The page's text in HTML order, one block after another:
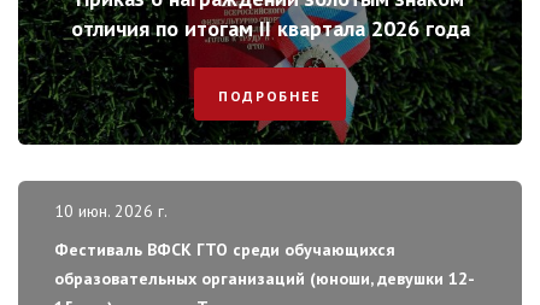
отличия по итогам II квартала 2026 года
ПОДРОБНЕЕ
Фестиваль ВФСК ГТО среди обучающихся
образовательных организаций (юноши, девушки 12-
10 июн. 2026 г.